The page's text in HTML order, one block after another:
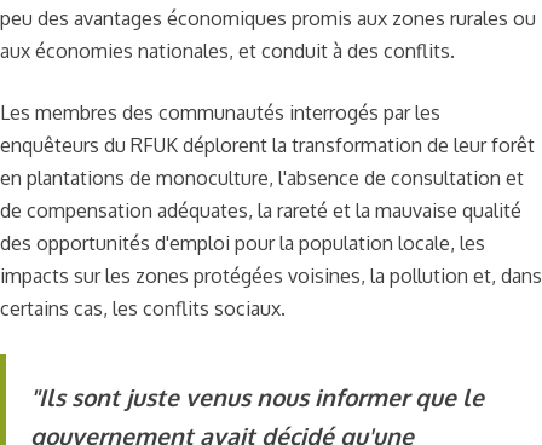
peu des avantages économiques promis aux zones rurales ou
aux économies nationales, et conduit à des conflits.
Les membres des communautés interrogés par les
enquêteurs du RFUK déplorent la transformation de leur forêt
en plantations de monoculture, l'absence de consultation et
de compensation adéquates, la rareté et la mauvaise qualité
des opportunités d'emploi pour la population locale, les
impacts sur les zones protégées voisines, la pollution et, dans
certains cas, les conflits sociaux.
"Ils sont juste venus nous informer que le
gouvernement avait décidé qu'une